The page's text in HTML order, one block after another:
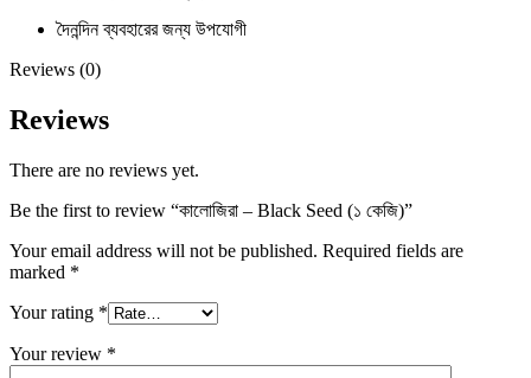
দৈনন্দিন ব্যবহারের জন্য উপযোগী
Reviews (0)
Reviews
There are no reviews yet.
Be the first to review “কালোজিরা – Black Seed (১ কেজি)”
Your email address will not be published. Required fields are
marked *
Your rating *
Your review *